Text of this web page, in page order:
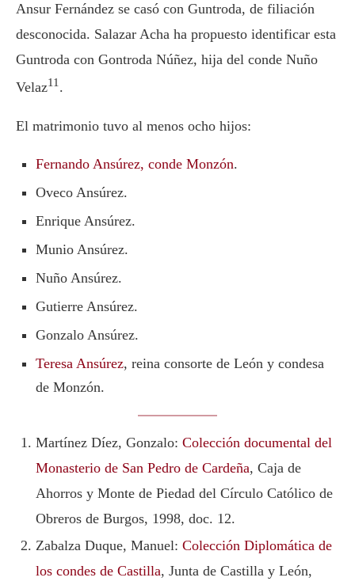
Ansur Fernández se casó con Guntroda, de filiación
desconocida. Salazar Acha ha propuesto identificar esta
Guntroda con Gontroda Núñez, hija del conde Nuño
Velaz11.
El matrimonio tuvo al menos ocho hijos:
Fernando Ansúrez, conde Monzón.
Oveco Ansúrez.
Enrique Ansúrez.
Munio Ansúrez.
Nuño Ansúrez.
Gutierre Ansúrez.
Gonzalo Ansúrez.
Teresa Ansúrez, reina consorte de León y condesa
de Monzón.
Martínez Díez, Gonzalo: Colección documental del
Monasterio de San Pedro de Cardeña, Caja de
Ahorros y Monte de Piedad del Círculo Católico de
Obreros de Burgos, 1998, doc. 12.
Zabalza Duque, Manuel: Colección Diplomática de
los condes de Castilla, Junta de Castilla y León,